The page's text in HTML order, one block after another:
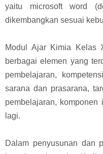
yaitu microsoft word
dikembangkan sesuai
Modul Ajar Kimia Kelas
berbagai elemen yang
pembelajaran,
sarana dan prasarana,
pembelajaran,
lagi.
Dalam penyusunan dan